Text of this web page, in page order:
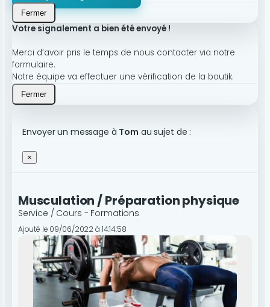
Fermer
Votre signalement a bien été envoyé !
Merci d’avoir pris le temps de nous contacter via notre
formulaire.
Notre équipe va effectuer une vérification de la boutik.
Fermer
Envoyer un message à Tom au sujet de :
×
Musculation / Préparation physique
Service / Cours - Formations
Ajouté le 09/06/2022 à 14:14:58